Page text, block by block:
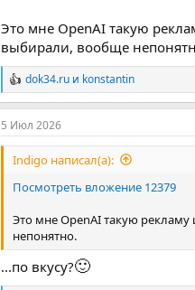
Это мне OpenAI такую
выбирали, вообще
Р
е
а
к
ц
и
dok34.ru и konstantin
5 Июл 2026
Indigo написал(а):
Посмотреть вложение 12379
Это мне OpenAI такую
непонятно.
...по вкусу?🙂